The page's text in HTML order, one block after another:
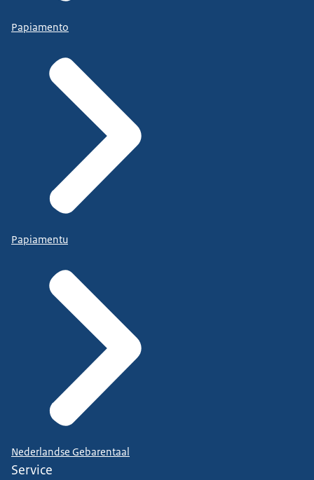
Papiamento
Papiamentu
Nederlandse Gebarentaal
Service